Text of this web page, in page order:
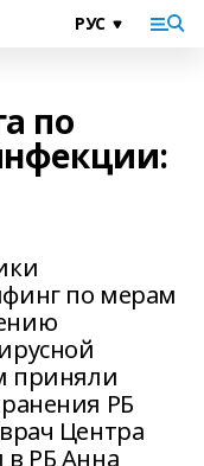
по
по мерам
приняли
РБ
Центра
РБ Анна